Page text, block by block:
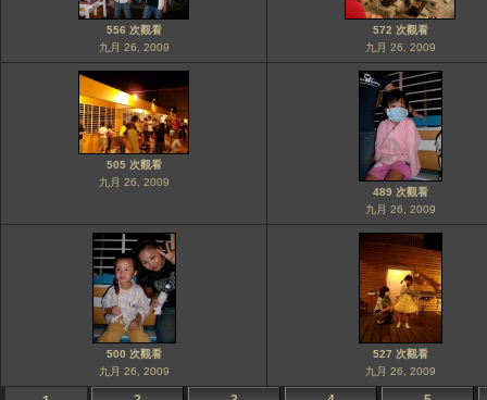
556 次觀看
九月 26, 2009
572 次觀看
九月 26, 2009
505 次觀看
九月 26, 2009
489 次觀看
九月 26, 2009
500 次觀看
九月 26, 2009
527 次觀看
九月 26, 2009